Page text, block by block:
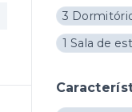
3
1 Sala de